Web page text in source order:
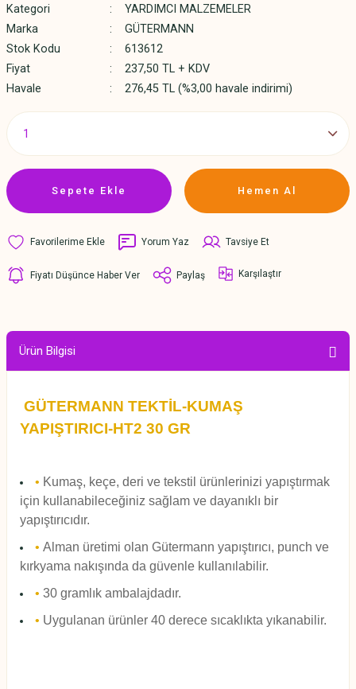
Kategori
YARDIMCI MALZEMELER
Marka
GÜTERMANN
Stok Kodu
613612
Fiyat
237,50 TL + KDV
Havale
276,45 TL (%3,00 havale indirimi)
Sepete Ekle Hemen Al
Yorum Yaz Tavsiye Et
Fiyatı Düşünce Haber Ver Paylaş Karşılaştır
Ürün Bilgisi
GÜTERMANN TEKTİL-KUMAŞ
YAPIŞTIRICI-HT2 30 GR
• Kumaş, keçe, deri ve tekstil ürünlerinizi yapıştırmak
için kullanabileceğiniz sağlam ve dayanıklı bir
yapıştırıcıdır.
• Alman üretimi olan Gütermann yapıştırıcı, punch ve
kırkyama nakışında da güvenle kullanılabilir.
• 30 gramlık ambalajdadır.
• Uygulanan ürünler 40 derece sıcaklıkta yıkanabilir.